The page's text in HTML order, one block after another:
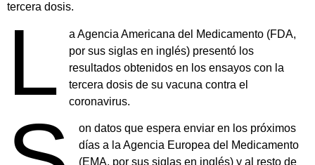
tercera dosis.
L
a Agencia Americana del Medicamento (FDA,
por sus siglas en inglés) presentó los
resultados obtenidos en los ensayos con la
tercera dosis de su vacuna contra el
coronavirus.
on datos que espera enviar en los próximos
días a la Agencia Europea del Medicamento
(EMA, por sus siglas en inglés) y al resto de